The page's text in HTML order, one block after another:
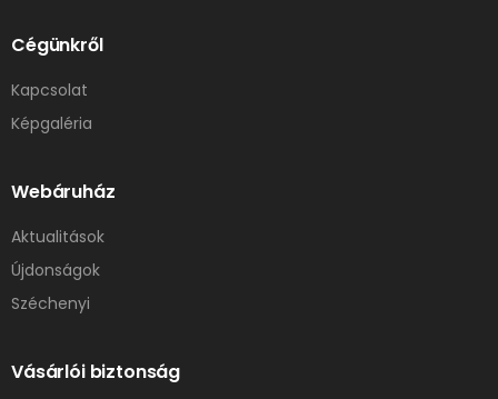
Cégünkről
Kapcsolat
Képgaléria
Webáruház
Aktualitások
Újdonságok
Széchenyi
Vásárlói biztonság